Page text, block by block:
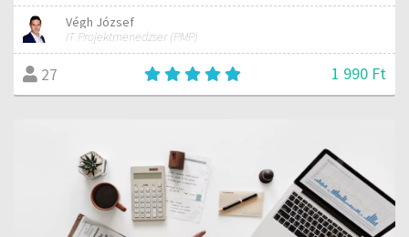
Végh József
IT Projektmenedzser (PMP)
27 1 990 Ft